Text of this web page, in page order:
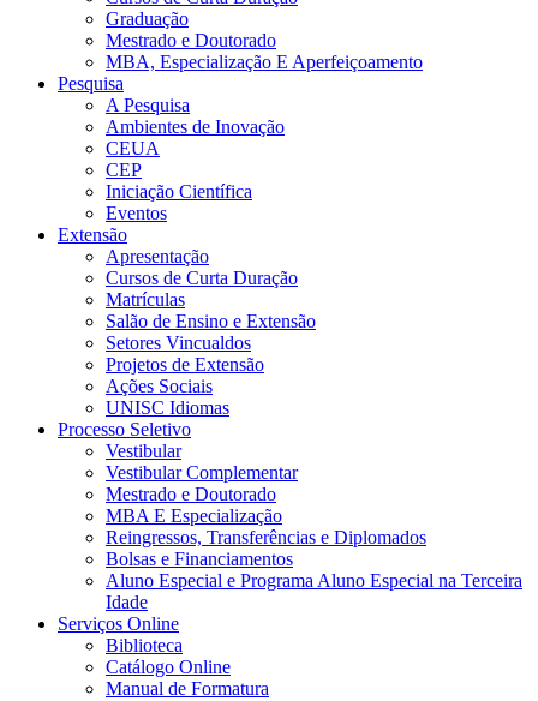
Graduação
Mestrado e Doutorado
MBA, Especialização E Aperfeiçoamento
Pesquisa
A Pesquisa
Ambientes de Inovação
CEUA
CEP
Iniciação Científica
Eventos
Extensão
Apresentação
Cursos de Curta Duração
Matrículas
Salão de Ensino e Extensão
Setores Vincualdos
Projetos de Extensão
Ações Sociais
UNISC Idiomas
Processo Seletivo
Vestibular
Vestibular Complementar
Mestrado e Doutorado
MBA E Especialização
Reingressos, Transferências e Diplomados
Bolsas e Financiamentos
Aluno Especial e Programa Aluno Especial na Terceira
Idade
Serviços Online
Biblioteca
Catálogo Online
Manual de Formatura